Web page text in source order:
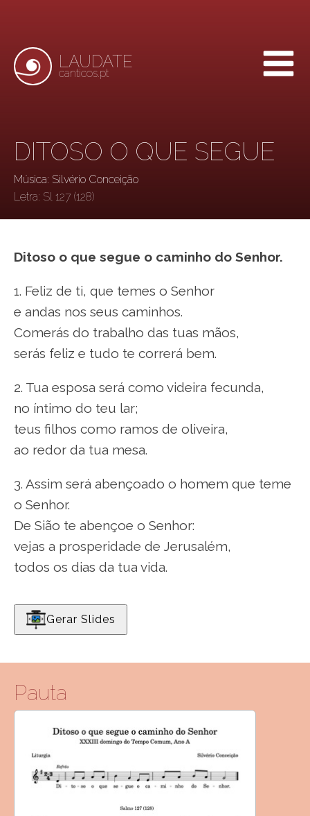
LAUDATE
canticos.pt
DITOSO O QUE SEGUE
Música: Silvério Conceição
Letra: Sl 127 (128)
Ditoso o que segue o caminho do Senhor.
1. Feliz de ti, que temes o Senhor
e andas nos seus caminhos.
Comerás do trabalho das tuas mãos,
serás feliz e tudo te correrá bem.
2. Tua esposa será como videira fecunda,
no íntimo do teu lar;
teus filhos como ramos de oliveira,
ao redor da tua mesa.
3. Assim será abençoado o homem que teme
o Senhor.
De Sião te abençoe o Senhor:
vejas a prosperidade de Jerusalém,
todos os dias da tua vida.
Gerar Slides
Pauta